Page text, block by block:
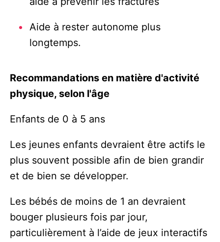
Aide à rester autonome plus
longtemps.
Recommandations en matière d'activité
physique, selon l'âge
Enfants de 0 à 5 ans
Les jeunes enfants devraient être actifs le
plus souvent possible afin de bien grandir
et de bien se développer.
Les bébés de moins de 1 an devraient
bouger plusieurs fois par jour,
particulièrement à l’aide de jeux interactifs